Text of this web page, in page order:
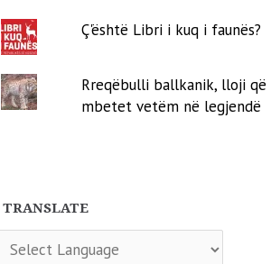
Ç'është Libri i kuq i faunës?
Rreqëbulli ballkanik, lloji që
mbetet vetëm në legjendë
TRANSLATE